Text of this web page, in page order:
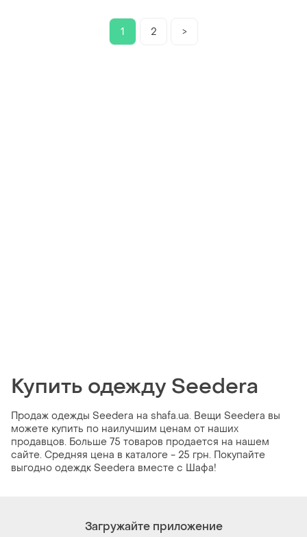
1 2 >
Купить одежду Seedera
Продаж одежды Seedera на shafa.ua. Вещи Seedera вы
можете купить по наилучшим ценам от наших
продавцов. Больше 75 товаров продается на нашем
сайте. Средняя цена в каталоге - 25 грн. Покупайте
выгодно одеждк Seedera вместе с Шафа!
Загружайте приложение